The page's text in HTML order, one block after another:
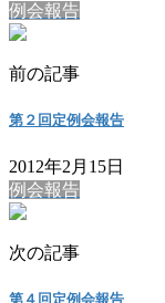
例会報告
前の記事
第２回定例会報告
2012年2月15日
例会報告
次の記事
第４回定例会報告